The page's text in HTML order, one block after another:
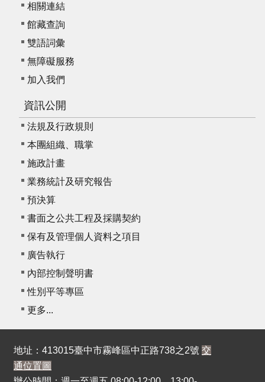
相關連結
館藏查詢
雙語詞彙
無障礙服務
加入我們
資訊公開
法規及行政規則
本團組織、職掌
施政計畫
業務統計及研究報告
預決算
書面之公共工程及採購契約
保有及管理個人資料之項目
廣告執行
內部控制聲明書
性別平等專區
更多...
地址：413015臺中市霧峰區中正路738之2號 交
通位置圖